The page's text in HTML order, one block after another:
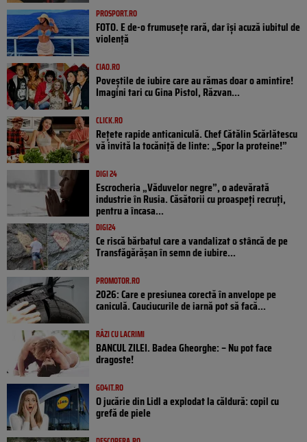
PROSPORT.RO
FOTO. E de-o frumusețe rară, dar își acuză iubitul de
violență
CIAO.RO
Poveştile de iubire care au rămas doar o amintire!
Imagini tari cu Gina Pistol, Răzvan...
CLICK.RO
Rețete rapide anticaniculă. Chef Cătălin Scărlătescu
vă invită la tocăniță de linte: „Spor la proteine!”
DIGI 24
Escrocheria „Văduvelor negre”, o adevărată
industrie în Rusia. Căsătorii cu proaspeți recruți,
pentru a încasa...
DIGI24
Ce riscă bărbatul care a vandalizat o stâncă de pe
Transfăgărășan în semn de iubire...
PROMOTOR.RO
2026: Care e presiunea corectă în anvelope pe
caniculă. Cauciucurile de iarnă pot să facă...
RÂZI CU LACRIMI
BANCUL ZILEI. Badea Gheorghe: – Nu pot face
dragoste!
GO4IT.RO
O jucărie din Lidl a explodat la căldură: copil cu
grefă de piele